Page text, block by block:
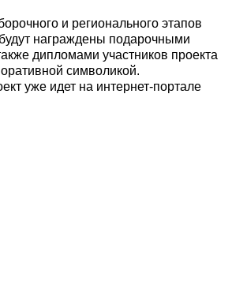
и регионального этапов
награждены подарочными
дипломами участников проекта
символикой.
уже идет на интернет-портале